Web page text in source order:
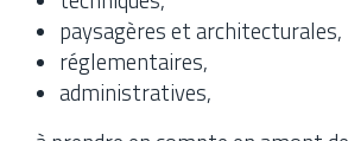
paysagères et architecturales,
réglementaires,
administratives,